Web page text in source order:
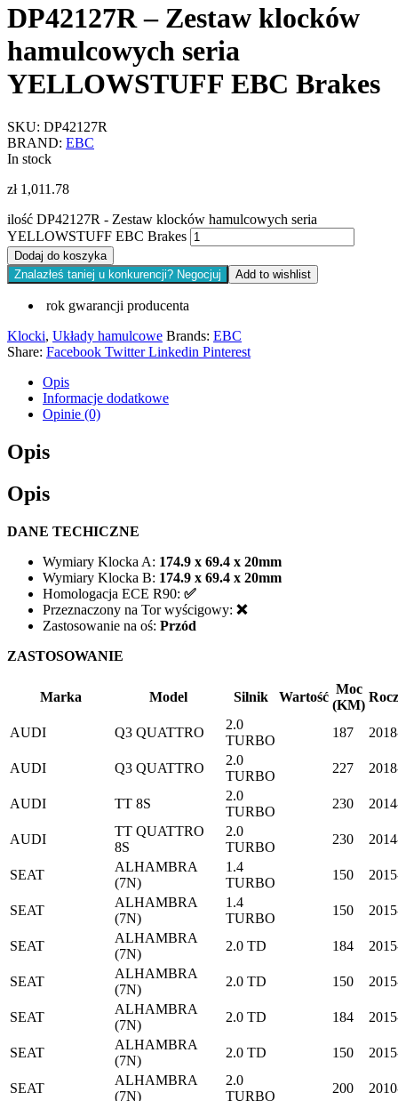
DP42127R – Zestaw klocków
hamulcowych seria
YELLOWSTUFF EBC Brakes
SKU: DP42127R
BRAND: EBC
In stock
zł1,011.78
ilość DP42127R - Zestaw klocków hamulcowych seria
YELLOWSTUFF EBC Brakes
Dodaj do koszyka
Znalazłeś taniej u konkurencji? Negocjuj
Add to wishlist
rok gwarancji producenta
Klocki, Układy hamulcowe Brands: EBC
Share: Facebook Twitter Linkedin Pinterest
Opis
Informacje dodatkowe
Opinie (0)
Opis
Opis
DANE TECHICZNE
Wymiary Klocka A: 174.9 x 69.4 x 20mm
Wymiary Klocka B: 174.9 x 69.4 x 20mm
Homologacja ECE R90: ✅
Przeznaczony na Tor wyścigowy: ❌
Zastosowanie na oś: Przód
ZASTOSOWANIE
Marka Model Silnik Wartość
Moc
(KM)
AUDI Q3 QUATTRO
2.0
TURBO
187
AUDI Q3 QUATTRO
2.0
TURBO
227
AUDI TT 8S
2.0
TURBO
230
AUDI
TT QUATTRO
8S
2.0
TURBO
230
SEAT
ALHAMBRA
(7N)
1.4
TURBO
150
SEAT
ALHAMBRA
(7N)
1.4
TURBO
150
SEAT
ALHAMBRA
(7N)
2.0 TD 184
SEAT
ALHAMBRA
(7N)
2.0 TD 150
SEAT
ALHAMBRA
(7N)
2.0 TD 184
SEAT
ALHAMBRA
(7N)
2.0 TD 150
SEAT
ALHAMBRA
(7N)
2.0
TURBO
200